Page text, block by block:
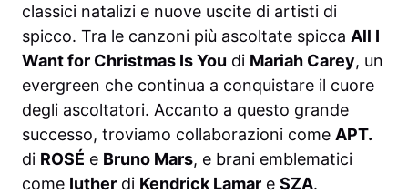
classici natalizi e nuove uscite di artisti di
spicco. Tra le canzoni più ascoltate spicca All I
Want for Christmas Is You di Mariah Carey, un
evergreen che continua a conquistare il cuore
degli ascoltatori. Accanto a questo grande
successo, troviamo collaborazioni come APT.
di ROSÉ e Bruno Mars, e brani emblematici
come Iuther di Kendrick Lamar e SZA.